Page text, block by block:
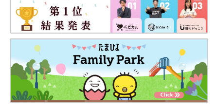
エッセイスト、作家。2003年、学研より『偏差値30からの中学
受験合格記』でデビュー。実体験に基づいた『中学受験シリー
ズ』が人気。その他、著作として『親の介護をはじめる人へ伝え
ておきたい10のこと』（学研プラス）、『増補改訂版 親の介護
は知らなきゃバカ見ることだらけ』（双葉社）近刊に、『女はい
つも、どっかが痛い がんばらなくてもラクになれる自律神経整
えレッスン』（小学館）など。執筆・講演活動などを通じて、子
育てや受験、就活、介護、あるいは生き方に悩む女性たちを応援
している。